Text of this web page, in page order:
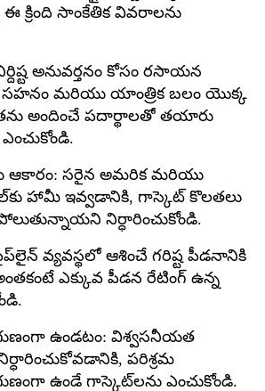
ఈ క్రింది సాంకేతిక వివరాలను
అనువర్తనం కోసం రసాయన
సహనం మరియు యాంత్రిక బలం యొక్క
అందించే పదార్థాలతో తయారు
సరైన అమరిక మరియు
హామీ ఇవ్వడానికి, గాస్కెట్ కొలతలు
నిర్ధారించుకోండి.
వ్యవస్థలో ఆశించే గరిష్ట పీడనానికి
ఎక్కువ పీడన రేటింగ్ ఉన్న
ఉండటం: విశ్వసనీయత
పరిశ్రమ
ఉండే గాస్కెట్‌లను ఎంచుకోండి.